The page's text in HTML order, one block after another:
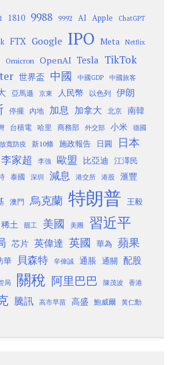
1810 9988 9992 AI Apple ChatGPT
FTX Google IPO Meta Netflix
Omicron OpenAI Tesla TikTok
世界盃 中國 中國GDP 中國旅客
亞馬遜 京東 人民幣 以色列 伊朗
停擺 內地 加息 加拿大 北京
南韓
台積電 哈里 商務部 外交部 小米 德國
放寬防疫 新10條 施政報告 日圓 日本
李家超 李強 歐盟 比亞迪 江澤民
泰國 深圳 減息 港交所 港股 滙豐
澳門 烏克蘭 特朗普 王毅
稀土 罷工 美國 美團 習近平
芯片 英偉達 英國 華為 蘋果
華 貝森特 辛偉誠 通脹 通關 配股
局 關稅 阿里巴巴 陳茂波 香港
騰訊 高市早苗 高盛 鮑威爾 黃仁勳